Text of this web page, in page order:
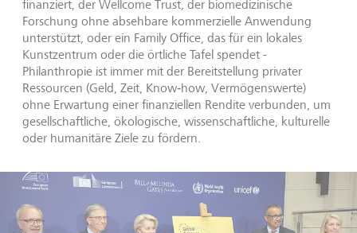
finanziert, der Wellcome Trust, der biomedizinische
Forschung ohne absehbare kommerzielle Anwendung
unterstützt, oder ein Family Office, das für ein lokales
Kunstzentrum oder die örtliche Tafel spendet -
Philanthropie ist immer mit der Bereitstellung privater
Ressourcen (Geld, Zeit, Know‑how, Vermögenswerte)
ohne Erwartung einer finanziellen Rendite verbunden, um
gesellschaftliche, ökologische, wissenschaftliche, kulturelle
oder humanitäre Ziele zu fördern.